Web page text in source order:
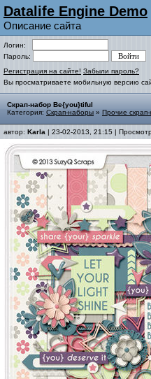
Datalife Engine Demo
Описание сайта
Логин:
Пароль:
Регистрация на сайте! Забыли пароль?
Вы просматриваете мобильную версию
Скрап-набор Be{you}tiful
Категория: Скрап-наборы » Прочие
автор: Karla | 23-02-2013, 21:15 |